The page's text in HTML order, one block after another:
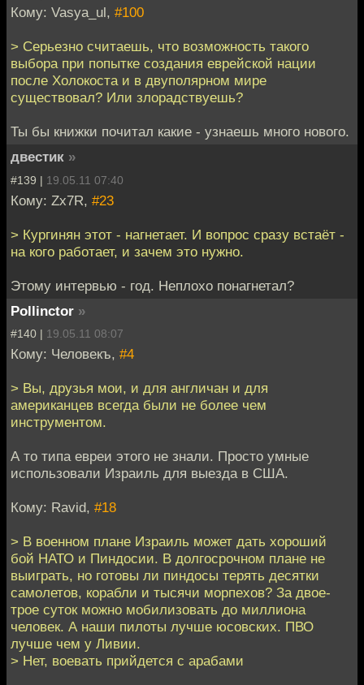
Кому: Vasya_ul, #100
> Серьезно считаешь, что возможность такого
выбора при попытке создания еврейской нации
после Холокоста и в двуполярном мире
существовал? Или злорадствуешь?
Ты бы книжки почитал какие - узнаешь много нового.
двестик »
#139 | 19.05.11 07:40
Кому: Zx7R, #23
> Кургинян этот - нагнетает. И вопрос сразу встаёт -
на кого работает, и зачем это нужно.
Этому интервью - год. Неплохо понагнетал?
Pollinctor »
#140 | 19.05.11 08:07
Кому: Человекъ, #4
> Вы, друзья мои, и для англичан и для
американцев всегда были не более чем
инструментом.
А то типа евреи этого не знали. Просто умные
использовали Израиль для выезда в США.
Кому: Ravid, #18
> В военном плане Израиль может дать хороший
бой НАТО и Пиндосии. В долгосрочном плане не
выиграть, но готовы ли пиндосы терять десятки
самолетов, корабли и тысячи морпехов? За двое-
трое суток можно мобилизовать до миллиона
человек. А наши пилоты лучше юсовских. ПВО
лучше чем у Ливии.
> Нет, воевать прийдется с арабами